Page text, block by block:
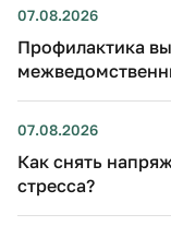
07.08.2026
Профилактика
07.08.2026
Как снять
стресса?